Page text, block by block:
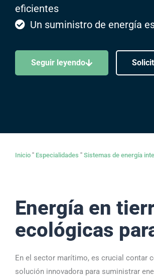
eficientes
Un suministro de energía
Seguir leyendo
Inicio " Especialidades " Sistemas de energía
Energía en
ecológicas
En el sector marítimo, es crucial contar
solución innovadora para suministrar